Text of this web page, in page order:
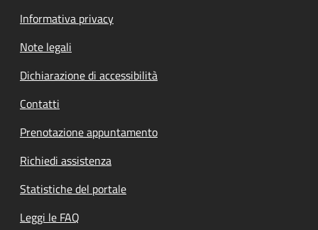
Informativa privacy
Note legali
Dichiarazione di accessibilità
Contatti
Prenotazione appuntamento
Richiedi assistenza
Statistiche del portale
Leggi le FAQ